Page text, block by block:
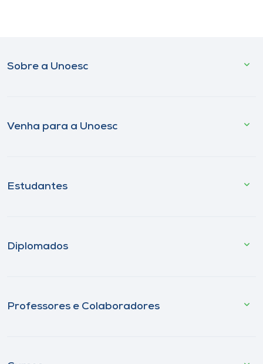
Sobre a Unoesc
Venha para a Unoesc
Estudantes
Diplomados
Professores e Colaboradores